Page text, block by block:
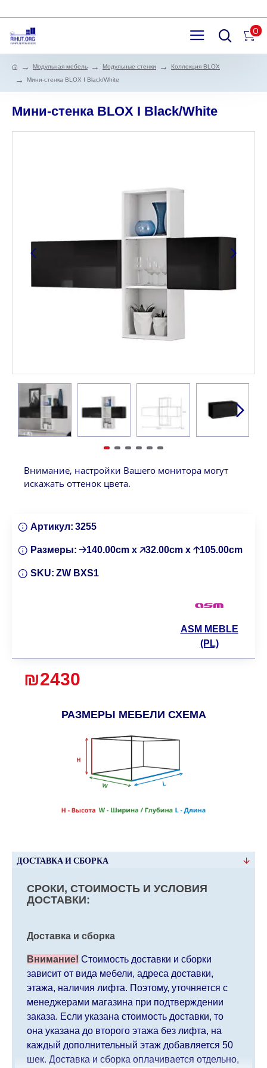
0
Модульная мебель Модульные стенки
Коллекция BLOX
Мини-стенка BLOX I Black/White
Мини-стенка BLOX I Black/White
Внимание, настройки Вашего монитора могут
искажать оттенок цвета.
РАЗМЕРЫ МЕБЕЛИ СХЕМА
₪2430
Артикул: 3255
Размеры: 🡢140.00cm x 🡥32.00cm x 🡡105.00cm
SKU: ZW BXS1
ASM MEBLE
(PL)
ДОСТАВКА И СБОРКА
СРОКИ, СТОИМОСТЬ И УСЛОВИЯ
ДОСТАВКИ:
Доставка и сборка
Внимание! Стоимость доставки и сборки
зависит от вида мебели, адреса доставки,
этажа, наличия лифта. Поэтому, уточняется с
менеджерами магазина при подтверждении
заказа. Если указана стоимость доставки, то
она указана до второго этажа без лифта, на
каждый дополнительный этаж добавляется 50
шек. Доставка и сборка оплачивается отдельно,